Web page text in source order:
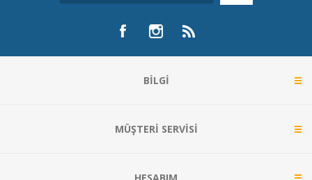
BILGI
MÜŞTERI SERVISI